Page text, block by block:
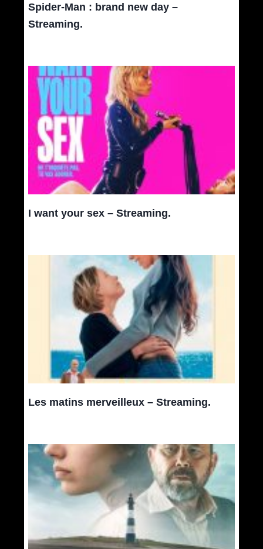
Spider-Man : brand new day –
Streaming.
I want your sex – Streaming.
Les matins merveilleux – Streaming.